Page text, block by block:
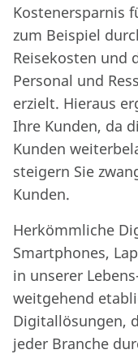
Kostenersparnis
zum Beispiel
Reisekosten und
Personal und
erzielt. Hieraus
Ihre Kunden, da
Kunden
steigern Sie
Kunden.
Herkömmliche
Smartphones,
in unserer
weitgehend
Digitallösungen,
jeder Branche